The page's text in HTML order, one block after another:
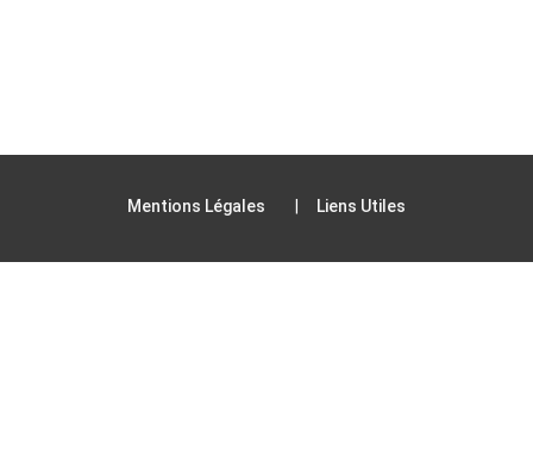
Mentions Légales Liens Utiles